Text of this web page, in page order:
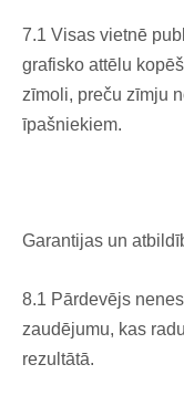
7.1 Visas vietnē
grafisko attēlu
zīmoli, preču zīmju
īpašniekiem.
Garantijas un
8.1 Pārdevējs
zaudējumu, kas
rezultātā.